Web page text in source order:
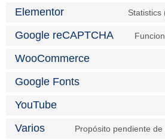
Elementor Statistics
Google reCAPTCHA
WooCommerce
Google Fonts
YouTube
Varios Propósito pendiente de